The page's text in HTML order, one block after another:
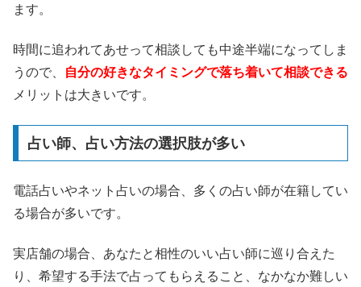
ます。
時間に追われてあせって相談しても中途半端になってしま
うので、
自分の好きなタイミングで落ち着いて相談できる
メリットは大きいです。
占い師、占い方法の選択肢が多い
電話占いやネット占いの場合、多くの占い師が在籍してい
る場合が多いです。
実店舗の場合、あなたと相性のいい占い師に巡り合えた
り、希望する手法で占ってもらえること、なかなか難しい